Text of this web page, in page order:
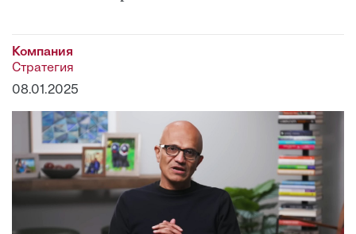
Компания
Стратегия
08.01.2025